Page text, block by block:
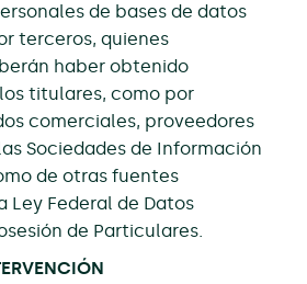
de bases de datos
terceros, quienes
haber obtenido
titulares, como por
comerciales, proveedores
Sociedades de Información
de otras fuentes
Ley Federal de Datos
de Particulares.